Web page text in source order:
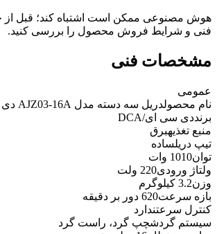
هوش مصنوعی ممکن است اشتباه کند؛ قبل
فنی و شرایط فروش محصول را بررسی کنید.
مشخصات فنی
عمومی
نام محصولدریل سه دسته مدل AJZ03-16A دی سی ای
برنددی سی ای/DCA
منبع تغذیهبرق
تیپ دریلساده
توان1010 وات
ولتاژ ورودی220 ولت
وزن3.2 کیلوگرم
بازه سرعت620 دور بر دقیقه
کنترل سرعتندارد
سیستم گردشچپ گرد، راست گرد